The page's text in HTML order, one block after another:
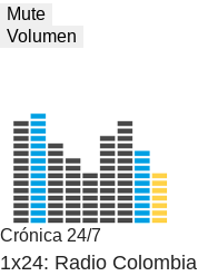
Mute
Volumen
Crónica 24/7
1x24: Radio Colombia